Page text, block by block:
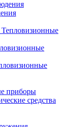
Тепловизионные
приборы
средства